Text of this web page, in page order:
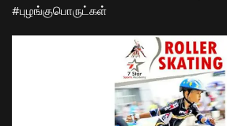
#புழங்குபொருட்கள்